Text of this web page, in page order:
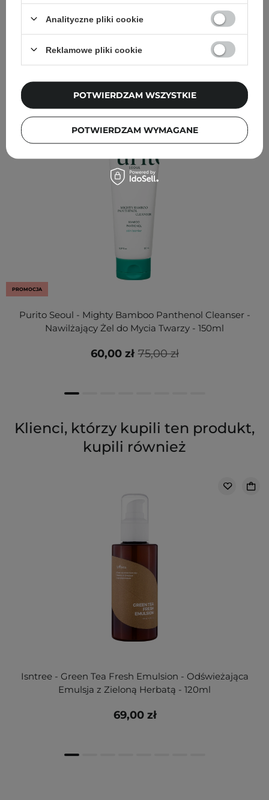
być niewystarczający dla bardzo suchej skóry.
Inni klienci sprawdzali również
PROMOCJA
Purito Seoul - Mighty Bamboo Panthenol Cleanser -
Nawilżający Żel do Mycia Twarzy - 150ml
75,00 zł
60,00 zł
Klienci, którzy kupili ten produkt,
kupili również
Isntree - Green Tea Fresh Emulsion - Odświeżająca
Emulsja z Zieloną Herbatą - 120ml
69,00 zł
Analityczne pliki cookie
Reklamowe pliki cookie
POTWIERDZAM WYMAGANE
POTWIERDZAM WSZYSTKIE